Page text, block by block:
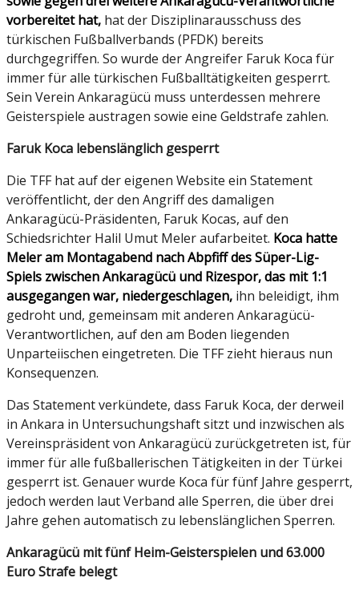
vorbereitet hat, hat der Disziplinarausschuss des
türkischen Fußballverbands (PFDK) bereits
durchgegriffen. So wurde der Angreifer Faruk Koca für
immer für alle türkischen Fußballtätigkeiten gesperrt.
Sein Verein Ankaragücü muss unterdessen mehrere
Geisterspiele austragen sowie eine Geldstrafe zahlen.
Faruk Koca lebenslänglich gesperrt
Die TFF hat auf der eigenen Website ein Statement
veröffentlicht, der den Angriff des damaligen
Ankaragücü-Präsidenten, Faruk Kocas, auf den
Schiedsrichter Halil Umut Meler aufarbeitet. Koca hatte
Meler am Montagabend nach Abpfiff des Süper-Lig-
Spiels zwischen Ankaragücü und Rizespor, das mit 1:1
ausgegangen war, niedergeschlagen, ihn beleidigt, ihm
gedroht und, gemeinsam mit anderen Ankaragücü-
Verantwortlichen, auf den am Boden liegenden
Unparteiischen eingetreten. Die TFF zieht hieraus nun
Konsequenzen.
Das Statement verkündete, dass Faruk Koca, der derweil
in Ankara in Untersuchungshaft sitzt und inzwischen als
Vereinspräsident von Ankaragücü zurückgetreten ist, für
immer für alle fußballerischen Tätigkeiten in der Türkei
gesperrt ist. Genauer wurde Koca für fünf Jahre gesperrt,
jedoch werden laut Verband alle Sperren, die über drei
Jahre gehen automatisch zu lebenslänglichen Sperren.
Ankaragücü mit fünf Heim-Geisterspielen und 63.000
Euro Strafe belegt